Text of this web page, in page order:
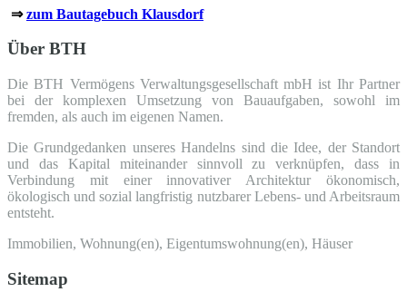
⇒zum Bautagebuch Klausdorf
Über BTH
Die BTH Vermögens Verwaltungsgesellschaft mbH ist Ihr Partner
bei der komplexen Umsetzung von Bauaufgaben, sowohl im
fremden, als auch im eigenen Namen.
Die Grundgedanken unseres Handelns sind die Idee, der Standort
und das Kapital miteinander sinnvoll zu verknüpfen, dass in
Verbindung mit einer innovativer Architektur ökonomisch,
ökologisch und sozial langfristig nutzbarer Lebens- und Arbeitsraum
entsteht.
Immobilien, Wohnung(en), Eigentumswohnung(en), Häuser
Sitemap